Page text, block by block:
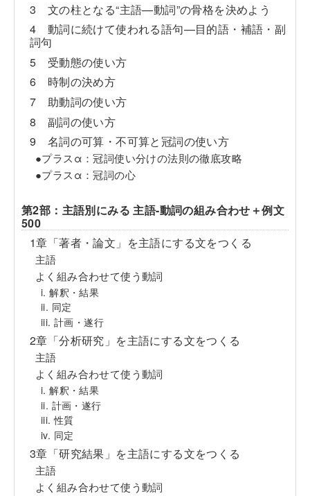
3 文の柱となる“主語—動詞”の骨格を決めよう
4 動詞に続けて使われる語句—目的語・補語・副
詞句
5 受動態の使い方
6 時制の決め方
7 助動詞の使い方
8 副詞の使い方
9 名詞の可算・不可算と冠詞の使い方
●プラスα：冠詞使い分けの法則の徹底攻略
●プラスα：冠詞の心
第2部：主語別にみる 主語-動詞の組み合わせ＋例文
500
1章「著者・論文」を主語にする文をつくる
主語
よく組み合わせて使う動詞
i. 解釈・結果
ii. 同定
iii. 計画・遂行
2章「分析研究」を主語にする文をつくる
主語
よく組み合わせて使う動詞
i. 解釈・結果
ii. 計画・遂行
iii. 性質
iv. 同定
3章「研究結果」を主語にする文をつくる
主語
よく組み合わせて使う動詞